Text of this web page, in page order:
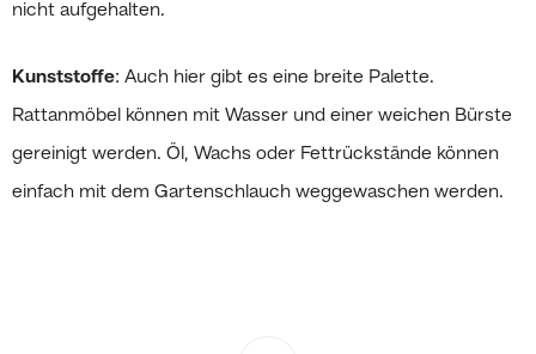
nicht aufgehalten.
Kunststoffe: Auch hier gibt es eine breite Palette.
Rattanmöbel können mit Wasser und einer weichen Bürste
gereinigt werden. Öl, Wachs oder Fettrückstände können
einfach mit dem Gartenschlauch weggewaschen werden.